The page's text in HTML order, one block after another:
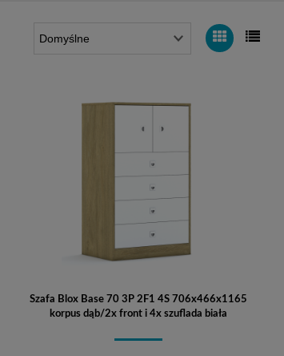
Szafa Blox Base 70 3P 2F1 4S 706x466x1165
korpus dąb/2x front i 4x szuflada biała